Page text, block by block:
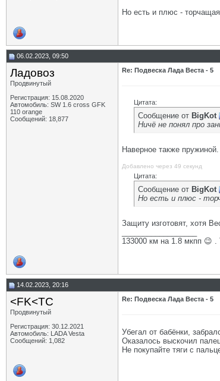
Но есть и плюс -
06.02.2023, 09:50
Ладовоз
Продвинутый
Регистрация: 15.08.2020
Автомобиль: SW 1.6 cross GFK
110 orange
Сообщений: 18,877
Re: Подвеска Лада Веста - 5
Цитата:
Сообщение от BigKot
Ничё не понял про
Наверное также
Добавлено через 49 секунд
Цитата:
Сообщение от BigKot
Но есть и плюс -
Защиту изготовят, хотя
133000 км на 1.8 мкпп 😉
14.02.2023, 20:16
<FK<TC
Продвинутый
Регистрация: 30.12.2021
Автомобиль: LADA Vesta
Сообщений: 1,082
Re: Подвеска Лада Веста - 5
Убегал от бабёнки,
Оказалось выскочил
Не покупайте тяги с